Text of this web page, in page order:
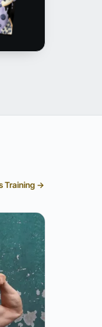
Training →